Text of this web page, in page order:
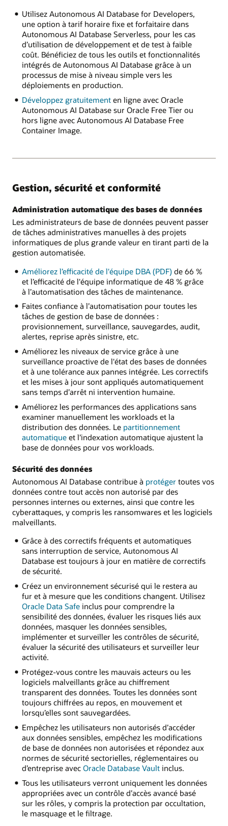
Utilisez Autonomous AI Database for Developers,
une option à tarif horaire fixe et forfaitaire dans
Autonomous AI Database Serverless, pour les cas
d’utilisation de développement et de test à faible
coût. Bénéficiez de tous les outils et fonctionnalités
intégrés de Autonomous AI Database grâce à un
processus de mise à niveau simple vers les
déploiements en production.
Développez gratuitementen ligne avec Oracle
Autonomous AI Database sur Oracle Free Tier ou
hors ligne avec Autonomous AI Database Free
Container Image.
Gestion, sécurité et conformité
Administration automatique des bases de données
Les administrateurs de base de données peuvent passer
de tâches administratives manuelles à des projets
informatiques de plus grande valeur en tirant parti de la
gestion automatisée.
Améliorez l’efficacité de l'équipe DBA (PDF) de 66 %
et l’efficacité de l'équipe informatique de 48 % grâce
à l’automatisation des tâches de maintenance.
Faites confiance à l’automatisation pour toutes les
tâches de gestion de base de données :
provisionnement, surveillance, sauvegardes, audit,
alertes, reprise après sinistre, etc.
Améliorez les niveaux de service grâce à une
surveillance proactive de l'état des bases de données
et à une tolérance aux pannes intégrée. Les correctifs
et les mises à jour sont appliqués automatiquement
sans temps d’arrêt ni intervention humaine.
Améliorez les performances des applications sans
examiner manuellement les workloads et la
distribution des données. Le partitionnement
automatiqueet l’indexation automatique ajustent la
base de données pour vos workloads.
Sécurité des données
Autonomous AI Database contribue à protéger toutes vos
données contre tout accès non autorisé par des
personnes internes ou externes, ainsi que contre les
cyberattaques, y compris les ransomwares et les logiciels
malveillants.
Grâce à des correctifs fréquents et automatiques
sans interruption de service, Autonomous AI
Database est toujours à jour en matière de correctifs
de sécurité.
Créez un environnement sécurisé qui le restera au
fur et à mesure que les conditions changent. Utilisez
Oracle Data Safeinclus pour comprendre la
sensibilité des données, évaluer les risques liés aux
données, masquer les données sensibles,
implémenter et surveiller les contrôles de sécurité,
évaluer la sécurité des utilisateurs et surveiller leur
activité.
Protégez-vous contre les mauvais acteurs ou les
logiciels malveillants grâce au chiffrement
transparent des données. Toutes les données sont
toujours chiffrées au repos, en mouvement et
lorsqu’elles sont sauvegardées.
Empêchez les utilisateurs non autorisés d’accéder
aux données sensibles, empêchez les modifications
de base de données non autorisées et répondez aux
normes de sécurité sectorielles, réglementaires ou
d’entreprise avec Oracle Database Vaultinclus.
Tous les utilisateurs verront uniquement les données
appropriées avec un contrôle d’accès avancé basé
sur les rôles, y compris la protection par occultation,
le masquage et le filtrage.